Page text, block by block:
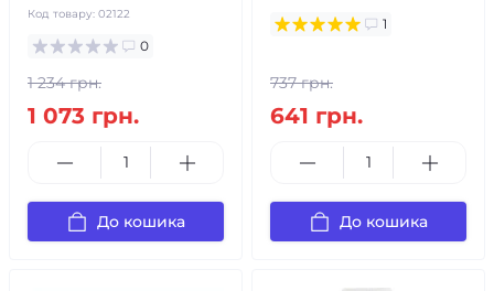
Код товару: 02122
0
1 234 грн.
1 073 грн.
До кошика
1
737 грн.
641 грн.
До кошика